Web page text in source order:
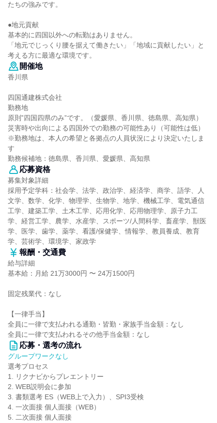
たちの強みです。
●地元貢献
基本的に四国以外への転勤はありません。
「地元でじっくり腰を据えて働きたい」「地域に貢献したい」と
考える方に最適な環境です。
開催地
香川県
四国通建株式会社
勤務地
原則‟四国四県のみ”です。（愛媛県、香川県、徳島県、高知県）
災害時や出向による四国外での勤務の可能性あり（可能性は低）
※勤務地は、本人の希望と各拠点の人員状況により決定いたしま
す
勤務候補地：徳島県、香川県、愛媛県、高知県
応募資格
募集対象詳細
採用予定学科：社会学、法学、政治学、経済学、商学、語学、人
文学、数学、化学、物理学、生物学、地学、機械工学、電気通信
工学、建築工学、土木工学、応用化学、応用物理学、原子力工
学、経営工学、農学、水産学、スポーツ/人間科学、畜産学、獣医
学、医学、歯学、薬学、看護/保健学、情報学、教員養成、教育
学、芸術学、環境学、家政学
報酬・交通費
給与詳細
基本給：月給 21万3000円 〜 24万1500円
固定残業代：なし
【一律手当】
全員に一律で支払われる通勤・皆勤・家族手当金額：なし
全員に一律で支払われるその他手当金額：なし
応募・選考の流れ
グループワークなし
選考プロセス
1. リクナビからプレエントリー
2. WEB説明会に参加
3. 書類選考 ES（WEB上で入力）、SPI3受検
4. 一次面接 個人面接（WEB）
5. 二次面接 個人面接